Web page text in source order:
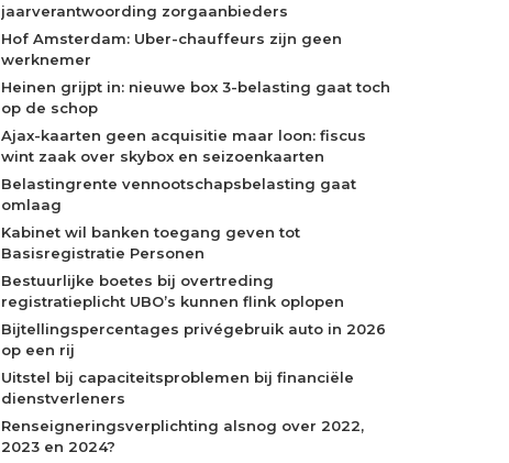
jaarverantwoording zorgaanbieders
Hof Amsterdam: Uber-chauffeurs zijn geen
werknemer
Heinen grijpt in: nieuwe box 3-belasting gaat toch
op de schop
Ajax-kaarten geen acquisitie maar loon: fiscus
wint zaak over skybox en seizoenkaarten
Belastingrente vennootschapsbelasting gaat
omlaag
Kabinet wil banken toegang geven tot
Basisregistratie Personen
Bestuurlijke boetes bij overtreding
registratieplicht UBO’s kunnen flink oplopen
Bijtellingspercentages privégebruik auto in 2026
op een rij
Uitstel bij capaciteitsproblemen bij financiële
dienstverleners
Renseigneringsverplichting alsnog over 2022,
2023 en 2024?